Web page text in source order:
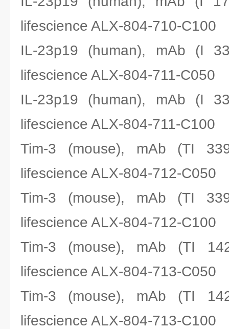
lifescience ALX-804-710-C100
IL-23p19 (human), mAb (I
lifescience ALX-804-711-C050
IL-23p19 (human), mAb (I
lifescience ALX-804-711-C100
Tim-3 (mouse), mAb (TI
lifescience ALX-804-712-C050
Tim-3 (mouse), mAb (TI
lifescience ALX-804-712-C100
Tim-3 (mouse), mAb (TI
lifescience ALX-804-713-C050
Tim-3 (mouse), mAb (TI
lifescience ALX-804-713-C100